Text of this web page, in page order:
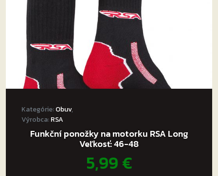
Kategórie:Obuv,
Výrobca:RSA
Funkční ponožky na motorku RSA Long
Veľkosť: 46-48
5,99€